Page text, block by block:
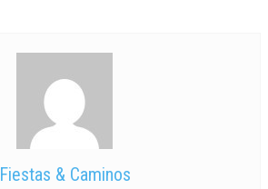
Fiestas & Caminos